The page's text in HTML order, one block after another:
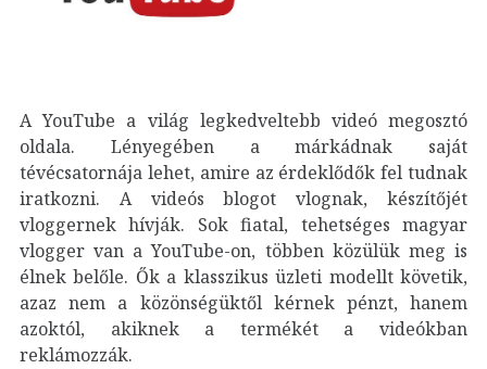
A YouTube a világ legkedveltebb videó megosztó
oldala. Lényegében a márkádnak saját
tévécsatornája lehet, amire az érdeklődők fel tudnak
iratkozni. A videós blogot vlognak, készítőjét
vloggernek hívják. Sok fiatal, tehetséges magyar
vlogger van a YouTube-on, többen közülük meg is
élnek belőle. Ők a klasszikus üzleti modellt követik,
azaz nem a közönségüktől kérnek pénzt, hanem
azoktól, akiknek a termékét a videókban
reklámozzák.